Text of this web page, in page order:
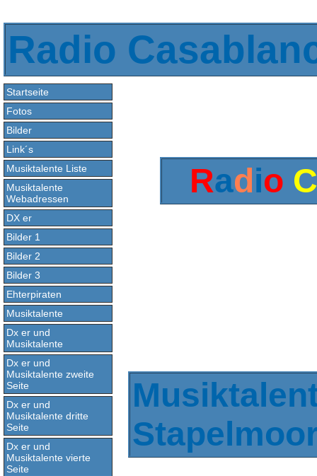
Radio
Startseite
Fotos
Bilder
Link´s
Musiktalente Liste
Musiktalente
Webadressen
DX er
Bilder 1
Bilder 2
Bilder 3
Ehterpiraten
Musiktalente
Dx er und
Musiktalente
Dx er und
Musiktalente zweite
Seite
Dx er und
Musiktalente dritte
Seite
Dx er und
Musiktalente vierte
Seite
Rad io